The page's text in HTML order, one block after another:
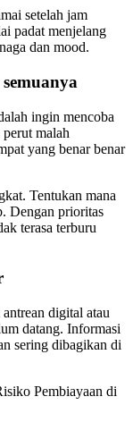
setelah jam
padat menjelang
dan mood.
ingin mencoba
malah
yang benar benar
Tentukan mana
Dengan prioritas
terasa terburu
digital atau
datang. Informasi
sering dibagikan di
Pembiayaan di